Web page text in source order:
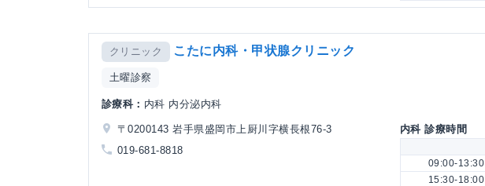
クリニック こたに内科・甲状腺クリニック
土曜診察
診療科： 内科 内分泌内科
〒0200143 岩手県盛岡市上厨川字横長根76-3
019-681-8818
内科 診療時間
09:00-13:30
15:30-18:00